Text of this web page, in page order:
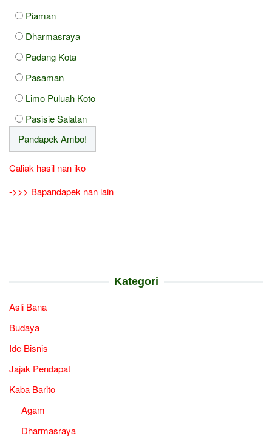
Piaman
Dharmasraya
Padang Kota
Pasaman
Limo Puluah Koto
Pasisie Salatan
Caliak hasil nan iko
->>> Bapandapek nan lain
Kategori
Asli Bana
Budaya
Ide Bisnis
Jajak Pendapat
Kaba Barito
Agam
Dharmasraya